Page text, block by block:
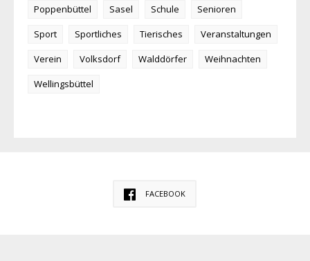
Poppenbüttel
Sasel Schule
Senioren
Sport
Sportliches Tierisches
Veranstaltungen
Verein
Volksdorf Walddörfer
Weihnachten
Wellingsbüttel
FACEBOOK